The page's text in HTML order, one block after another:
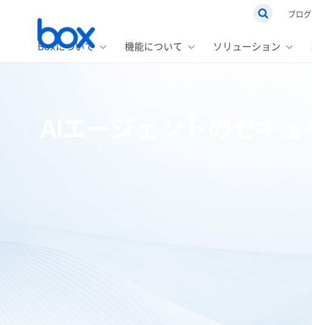
ブログ
Boxについて 機能について ソリューション
AIエージェントのセキ